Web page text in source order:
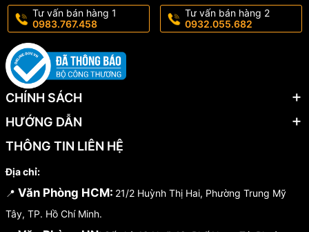
Tư vấn bán hàng 1
0983.767.458
Tư vấn bán hàng 2
0932.055.682
CHÍNH SÁCH
HƯỚNG DẪN
THÔNG TIN LIÊN HỆ
Địa chỉ:
📍 Văn Phòng HCM: 21/2 Huỳnh Thị Hai, Phường Trung Mỹ
Tây, TP. Hồ Chí Minh.